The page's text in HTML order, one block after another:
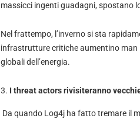
massicci ingenti guadagni, spostano
Nel frattempo, l’inverno si sta
infrastrutture critiche aumentino man
globali dell’energia.
I threat actors rivisiteranno
Da quando Log4j ha fatto tremare il